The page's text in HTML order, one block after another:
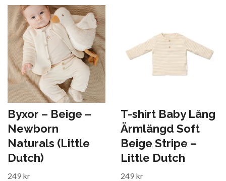
Byxor – Beige –
Newborn
Naturals (Little
Dutch)
249 kr
T-shirt Baby Lång
Ärmlängd Soft
Beige Stripe –
Little Dutch
249 kr